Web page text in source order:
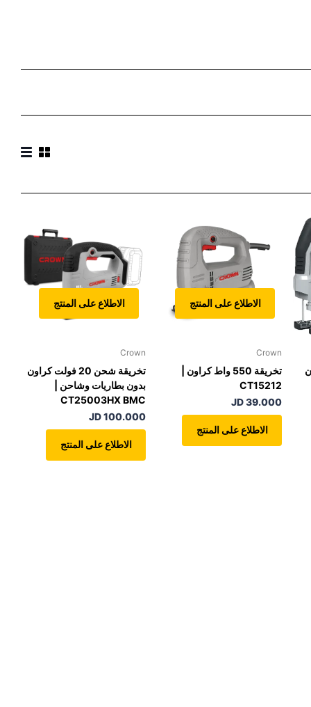
الاطلاع على المنتج
Crown
تخريقة 550 واط كراون |
CT15212
39.000 JD
الاطلاع على المنتج
الاطلاع على المنتج
Crown
تخريقة شحن 20 فولت كراون
بدون بطاريات وشاحن |
CT25003HX BMC
100.000 JD
الاطلاع على المنتج